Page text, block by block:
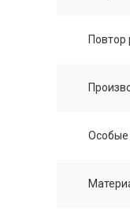
Повтор
Особые